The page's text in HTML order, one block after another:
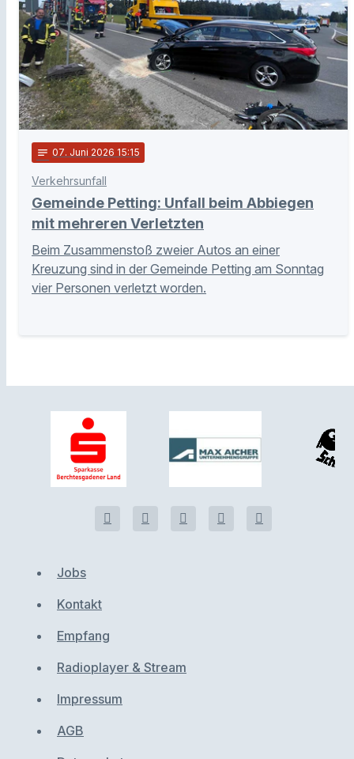
notes 07. Juni 2026 15:15
Verkehrsunfall
Gemeinde Petting: Unfall beim Abbiegen
mit mehreren Verletzten
Beim Zusammenstoß zweier Autos an einer
Kreuzung sind in der Gemeinde Petting am Sonntag
vier Personen verletzt worden.
Jobs
Kontakt
Empfang
Radioplayer & Stream
Impressum
AGB